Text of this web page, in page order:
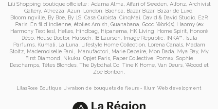
Lili Shopping boutique officielle : Adama Alma Affari of Sweden Alfonz, Archivist
Gallery, Athezza Azuni London Bachca Bazar Bizar, Bazar de Luxe
Bloomingville By Boe By LS Casa Cubista CinqMai David & David Studio E2R
Paris, En fil d'indienne, étoiles Amish Guanabana Good Work(s), Haomy (ex
Harmony Textiles), Helles Hindbag Hipanema HK Living Home Spirit
Honoré
Déco, House Doctor, Hübsch IB Laursen Image Republic INKA™
Isula
Parfums, Kumali La Luna Lifestyle Home Collection Lorena Canals, Madam
Stoltz, Mademoiselle Fani Manufactori Marie Depaire, Mon Dada Mya Bay, My
First Diamond
Nkuku Opjet Paris, Paper Collective, Pomax, Sophie
Deschamps, Têtes Blondes, The Dybdhal Co, Tine K Home, Van Deurs, Woood et
Zoé Bonbon
LilasRose Boutique Livraison de bouquets de fleurs - Ilium Web development